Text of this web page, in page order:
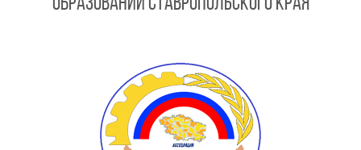
образований Ставропольского края